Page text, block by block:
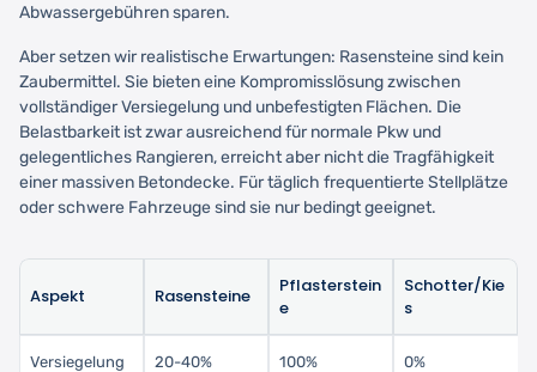
Abwassergebühren sparen.
Aber setzen wir realistische Erwartungen: Rasensteine sind kein
Zaubermittel. Sie bieten eine Kompromisslösung zwischen
vollständiger Versiegelung und unbefestigten Flächen. Die
Belastbarkeit ist zwar ausreichend für normale Pkw und
gelegentliches Rangieren, erreicht aber nicht die Tragfähigkeit
einer massiven Betondecke. Für täglich frequentierte Stellplätze
oder schwere Fahrzeuge sind sie nur bedingt geeignet.
Aspekt Rasensteine
Pflasterstein
e
Schotter/Kie
s
Versiegelung 20-40% 100% 0%